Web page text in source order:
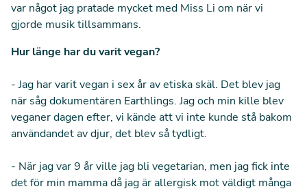
var något jag pratade mycket med Miss Li om när vi
gjorde musik tillsammans.
Hur länge har du varit vegan?
- Jag har varit vegan i sex år av etiska skäl. Det blev jag
när såg dokumentären Earthlings. Jag och min kille blev
veganer dagen efter, vi kände att vi inte kunde stå bakom
användandet av djur, det blev så tydligt.
- När jag var 9 år ville jag bli vegetarian, men jag fick inte
det för min mamma då jag är allergisk mot väldigt många